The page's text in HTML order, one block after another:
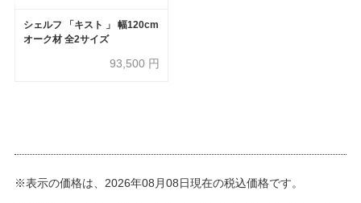
シェルフ 「キスト 」 幅120cm
オーク材 全2サイズ
93,500 円
※表示の価格は、2026年08月08日現在の税込価格です。